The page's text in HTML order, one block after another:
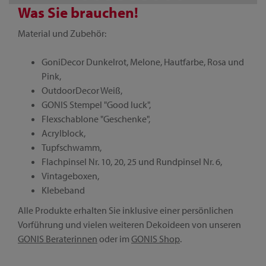
Was Sie brauchen!
Material und Zubehör:
GoniDecor Dunkelrot, Melone, Hautfarbe, Rosa und
Pink,
OutdoorDecor Weiß,
GONIS Stempel "Good luck",
Flexschablone "Geschenke",
Acrylblock,
Tupfschwamm,
Flachpinsel Nr. 10, 20, 25 und Rundpinsel Nr. 6,
Vintageboxen,
Klebeband
Alle Produkte erhalten Sie inklusive einer persönlichen
Vorführung und vielen weiteren Dekoideen von unseren
GONIS Beraterinnen oder im GONIS Shop.